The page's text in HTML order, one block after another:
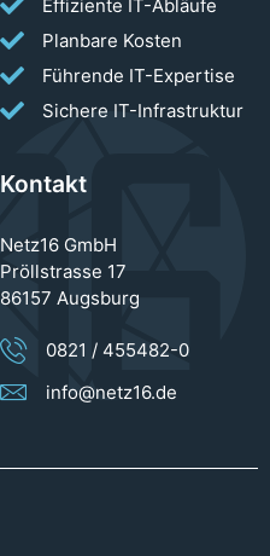
Effiziente IT-Abläufe
Planbare Kosten
Führende IT-Expertise
Sichere IT-Infrastruktur
Kontakt
Netz16 GmbH
Pröllstrasse 17
86157 Augsburg
0821 / 455482-0
info@netz16.de